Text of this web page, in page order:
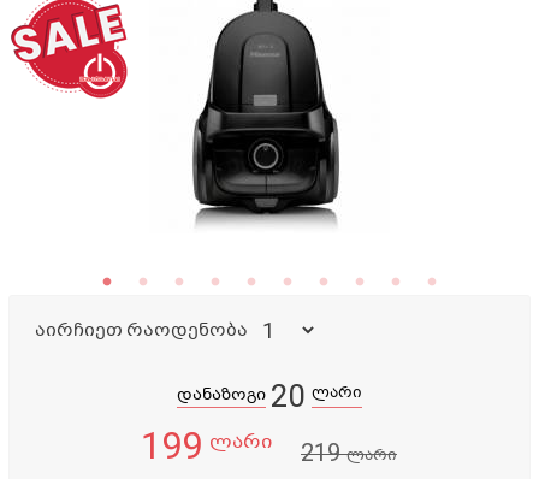
აირჩიეთ რაოდენობა
დანაზოგი 20 ლარი
199 ლარი 219ლარი